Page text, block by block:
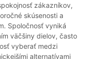
zákazníkov,
skúsenosti a
Spoločnosť vyniká
väčšiny dielov, často
vyberať medzi
alternatívami